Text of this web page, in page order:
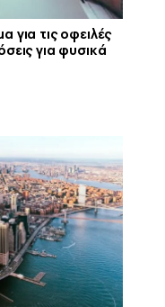
για τις οφειλές
για φυσικά